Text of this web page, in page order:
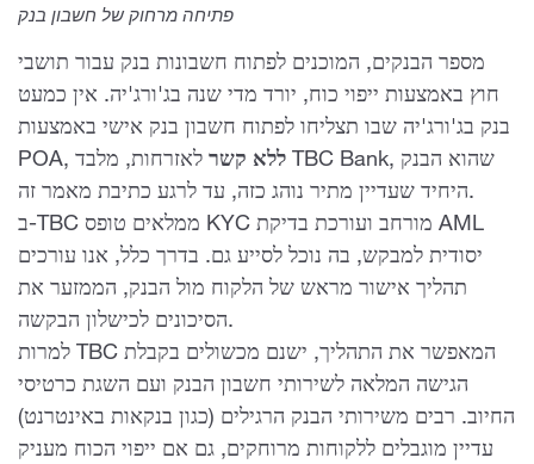
פתיחה מרחוק של חשבון בנק
מספר הבנקים, המוכנים לפתוח חשבונות בנק עבור תושבי
חוץ באמצעות ייפוי כוח, יורד מדי שנה בג'ורג'יה. אין כמעט
בנק בג'ורג'יה שבו תצליחו לפתוח חשבון בנק אישי באמצעות
POA,
ללא קשר לאזרחות, מלבד TBC Bank, שהוא הבנק
היחיד שעדיין מתיר נוהג כזה, עד לרגע כתיבת מאמר זה.
ב-TBC ממלאים טופס KYC מורחב ועורכת בדיקת AML
יסודית למבקש, בה נוכל לסייע גם. בדרך כלל, אנו עורכים
תהליך אישור מראש של הלקוח מול הבנק, הממזער את
הסיכונים לכישלון הבקשה.
למרות TBC המאפשר את התהליך, ישנם מכשולים בקבלת
הגישה המלאה לשירותי חשבון הבנק ועם השגת כרטיסי
החיוב. רבים משירותי הבנק הרגילים (כגון בנקאות באינטרנט)
עדיין מוגבלים ללקוחות מרוחקים, גם אם ייפוי הכוח מעניק